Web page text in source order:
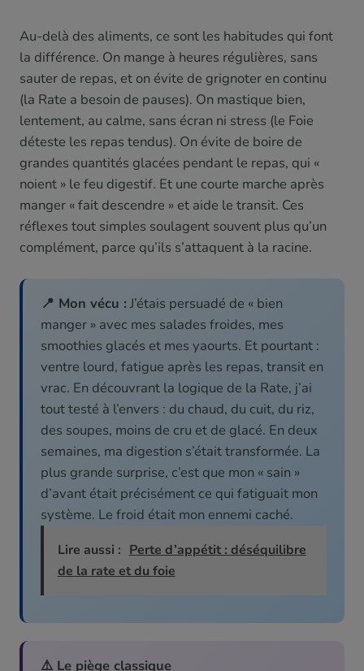
Au-delà des aliments, ce sont les habitudes qui font
la différence. On mange à heures régulières, sans
sauter de repas, et on évite de grignoter en continu
(la Rate a besoin de pauses). On mastique bien,
lentement, au calme, sans écran ni stress (le Foie
déteste les repas tendus). On évite de boire de
grandes quantités glacées pendant le repas, qui «
noient » le feu digestif. Et une courte marche après
manger « fait descendre » et aide le transit. Ces
réflexes tout simples soulagent souvent plus qu’un
complément, parce qu’ils s’attaquent à la racine.
📍 Mon vécu : J’étais persuadé de « bien
manger » avec mes salades froides, mes
smoothies glacés et mes yaourts. Et pourtant :
ventre lourd, fatigue après les repas, transit en
vrac. En découvrant la logique de la Rate, j’ai
tout testé à l’envers : du chaud, du cuit, du riz,
des soupes, moins de cru et de glacé. En deux
semaines, ma digestion s’était transformée. La
plus grande surprise, c’est que mon « sain »
d’avant était précisément ce qui fatiguait mon
système. Le froid était mon ennemi caché.
Lire aussi : Perte d’appétit : déséquilibre
de la rate et du foie
⚠️ Le piège classique